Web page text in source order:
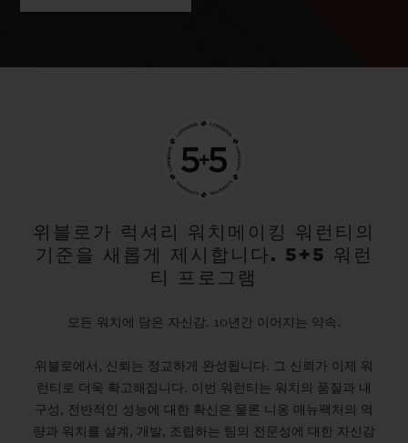
위블로가 럭셔리 워치메이킹 워런티의
기준을 새롭게 제시합니다. 5+5 워런
티 프로그램
모든 워치에 담은 자신감. 10년간 이어지는 약속.
위블로에서, 신뢰는 정교하게 완성됩니다. 그 신뢰가 이제 워
런티로 더욱 확고해집니다. 이번 워런티는 워치의 품질과 내
구성, 전반적인 성능에 대한 확신은 물론 니옹 매뉴팩처의 역
량과 워치를 설계, 개발, 조립하는 팀의 전문성에 대한 자신감